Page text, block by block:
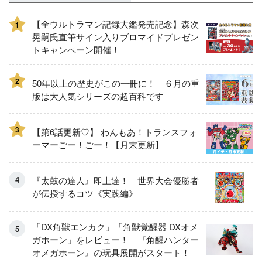
1
【全ウルトラマン記録大鑑発売記念】森次
晃嗣氏直筆サイン入りブロマイドプレゼン
トキャンペーン開催！
2
50年以上の歴史がこの一冊に！ ６月の重
版は大人気シリーズの超百科です
3
【第6話更新♡】 わんもあ！トランスフォ
ーマーごー！ごー！【月末更新】
『太鼓の達人』即上達！ 世界大会優勝者
が伝授するコツ《実践編》
「DX角獣エンカク」「角獣覚醒器 DXオメ
ガホーン」をレビュー！ 『角醒ハンター
オメガホーン』の玩具展開がスタート！